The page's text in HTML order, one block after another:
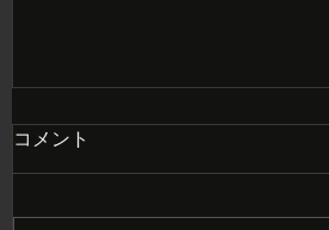
コメント